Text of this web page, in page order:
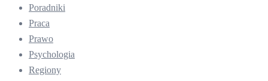
Poradniki
Praca
Prawo
Psychologia
Regiony